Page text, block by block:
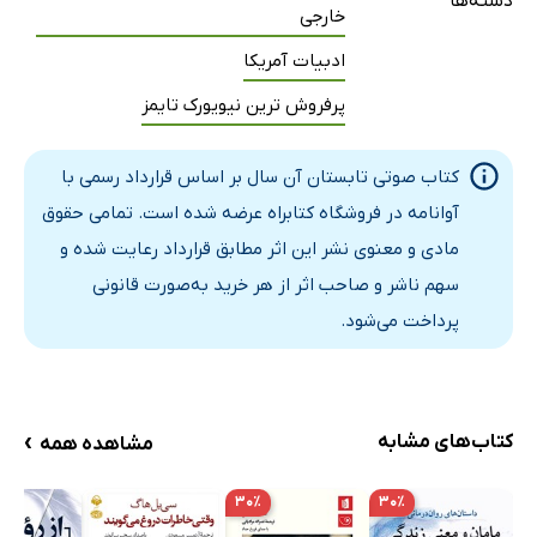
15 دقیقه
11 دقیقه فصل شانزدهم
8 دقیقه فصل هفدهم
فصل هجدهم
فصل نوزدهم
19 دقیقه فصل بیست و یکم
19 دقیقه فصل بیست و دوم
خارجی
ادبیات آمریکا
پرفروش ترین نیویورک تایمز
کتاب صوتی تابستان آن سال بر اساس قرارداد رسمی با
آوانامه در فروشگاه کتابراه عرضه شده است. تمامی حقوق
مادی و معنوی نشر این اثر مطابق قرارداد رعایت شده و
سهم ناشر و صاحب اثر از هر خرید به‌صورت قانونی
پرداخت می‌شود.
کتاب‌های مشابه مشاهده همه ›
۳۰٪ ۳۰٪